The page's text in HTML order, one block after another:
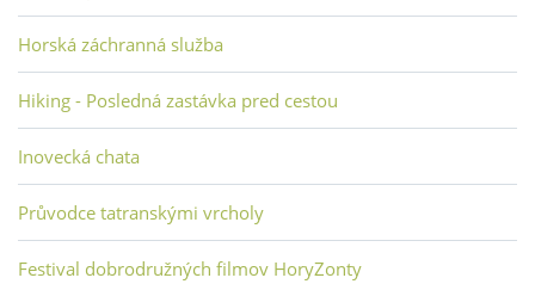
Horská záchranná služba
Hiking - Posledná zastávka pred cestou
Inovecká chata
Průvodce tatranskými vrcholy
Festival dobrodružných filmov HoryZonty